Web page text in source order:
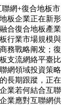
網+復合地板市
板企業正在新形
合復合地板產業
行業市場規模與
務戰略阐发；復
支流網絡平臺比
網領域投資策略
長期跟蹤，正在
業若何結合互聯
業應對互聯網供